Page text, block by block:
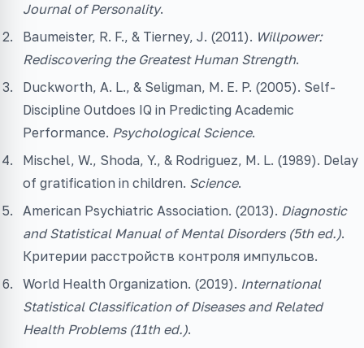
Journal of Personality.
Baumeister, R. F., & Tierney, J. (2011). Willpower:
Rediscovering the Greatest Human Strength.
Duckworth, A. L., & Seligman, M. E. P. (2005). Self-
Discipline Outdoes IQ in Predicting Academic
Performance. Psychological Science.
Mischel, W., Shoda, Y., & Rodriguez, M. L. (1989). Delay
of gratification in children. Science.
American Psychiatric Association. (2013). Diagnostic
and Statistical Manual of Mental Disorders (5th ed.).
Критерии расстройств контроля импульсов.
World Health Organization. (2019). International
Statistical Classification of Diseases and Related
Health Problems (11th ed.).